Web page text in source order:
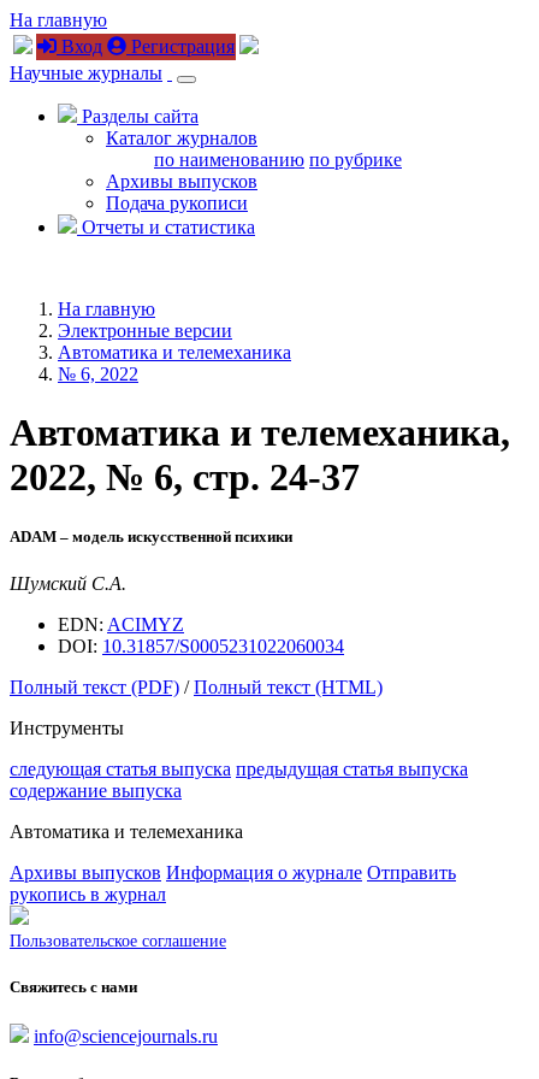
На главную
Вход
Регистрация
Научные журналы
Разделы сайта
Каталог журналов
по наименованию по рубрике
Архивы выпусков
Подача рукописи
Отчеты и статистика
На главную
Электронные версии
Автоматика и телемеханика
№ 6, 2022
Автоматика и телемеханика,
2022, № 6, стр. 24-37
ADAM – модель искусственной психики
Шумский С.А.
EDN: ACIMYZ
DOI: 10.31857/S0005231022060034
Полный текст (PDF) /Полный текст (HTML)
Инструменты
следующая статья выпуска предыдущая статья выпуска
содержание выпуска
Автоматика и телемеханика
Архивы выпусков Информация о журнале Отправить
рукопись в журнал
Пользовательское соглашение
Свяжитесь с нами
info@sciencejournals.ru